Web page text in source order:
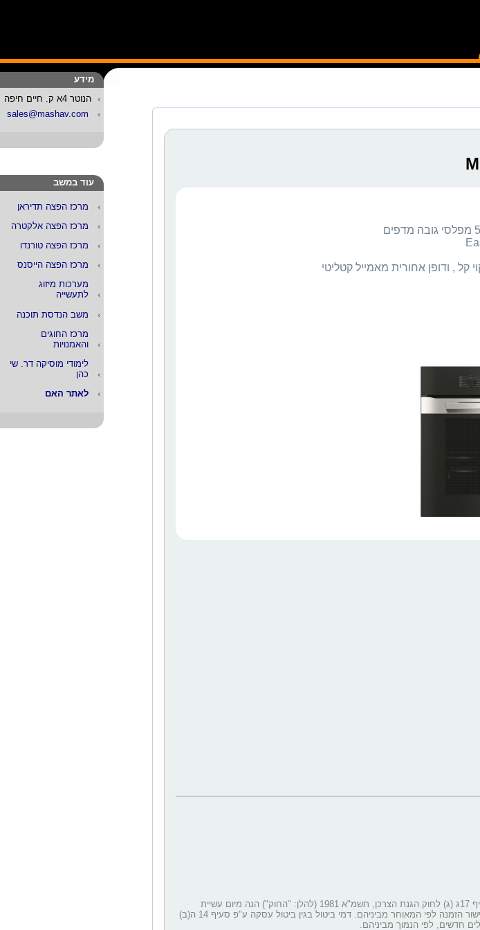
מידע
הנוטר 4א ק. חיים חיפה
sales@mashav.com
עוד במשב
מרכז הפצה תדיראן
מרכז הפצה אלקטרה
מרכז הפצה טורנדו
מרכז הפצה הייסנס
מערכות מיזוג
לתעשייה
משב הנדסת תוכנה
מרכז החוגים
והאמנויות
לימודי מוסיקה דר. שי
כהן
לאתר האם
זכות הצרכן לביטול עסקת מכר מרחוק בהתאם ובכפוף להוראות סעיף 17ג (ג) לחוק הגנת הצרכן, תשמ"א 1981 (להלן: "החוק") הנה מיום עשיית
העסקה ועד ארבע עשרה מיום קבלת הנכס או מיום קבלת מסמך אישור הזמנה לפי המאוחר מביניהם. דמי ביטול בגין ביטול עסקה ע"פ סעיף 14 ה(ב)